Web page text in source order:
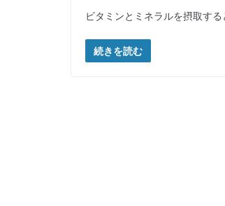
ビタミンとミネラルを摂取す
続きを読む